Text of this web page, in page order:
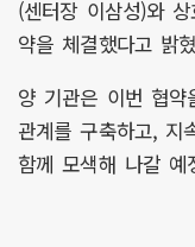
(센터장 이삼성)와
약을 체결했다고 밝
양 기관은 이번 협
관계를 구축하고, 지
함께 모색해 나갈 예